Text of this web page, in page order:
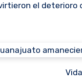
el deterioro